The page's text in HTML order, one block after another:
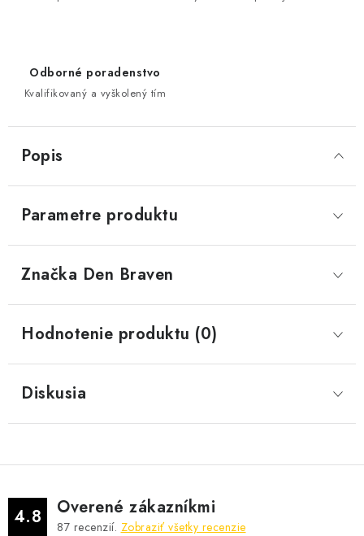
Odborné poradenstvo
Kvalifikovaný a vyškolený tím
Popis
Parametre produktu
Značka Den Braven
Hodnotenie produktu (0)
Diskusia
4.8 Overené zákazníkmi
87 recenzií. Zobraziť všetky recenzie